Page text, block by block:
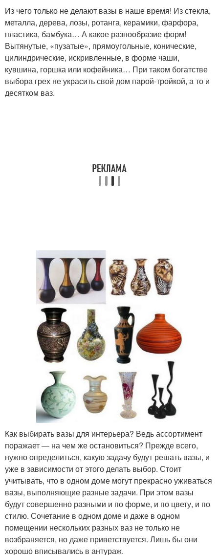
Из чего только не делают вазы в наше время! Из стекла,
металла, дерева, лозы, ротанга, керамики, фарфора,
пластика, бамбука… А какое разнообразие форм!
Вытянутые, «пузатые», прямоугольные, конические,
цилиндрические, искривленные, в форме чаши,
кувшина, горшка или кофейника… При таком богатстве
выбора грех не украсить свой дом парой-тройкой, а то и
десятком ваз.
Как выбирать вазы для интерьера? Ведь ассортимент
поражает — на чем же остановиться? Прежде всего,
нужно определиться, какую задачу будут решать вазы, и
уже в зависимости от этого делать выбор. Стоит
учитывать, что в одном доме могут прекрасно уживаться
вазы, выполняющие разные задачи. При этом вазы
будут совершенно разными и по форме, и по цвету, и по
стилю. Сочетание в одном доме и даже в одном
помещении нескольких разных ваз не только не
возбраняется, но даже приветствуется. Лишь бы они
хорошо вписывались в антураж.